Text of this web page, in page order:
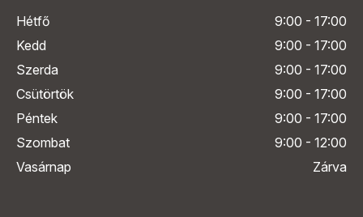
Hétfő
9:00 - 17:00
Kedd
9:00 - 17:00
Szerda
9:00 - 17:00
Csütörtök
9:00 - 17:00
Péntek
9:00 - 17:00
Szombat
9:00 - 12:00
Vasárnap
Zárva